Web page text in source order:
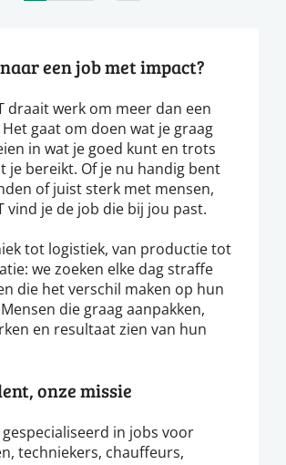
een job met impact?
draait werk om meer dan een
gaat om doen wat je graag
in wat je goed kunt en trots
je bereikt. Of je nu handig bent
of juist sterk met mensen,
vind je de job die bij jou past.
tot logistiek, van productie tot
we zoeken elke dag straffe
die het verschil maken op hun
die graag aanpakken,
en resultaat zien van hun
onze missie
gespecialiseerd in jobs voor
techniekers, chauffeurs,